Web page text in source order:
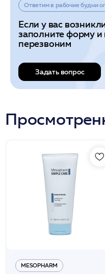
Ответим в рабочие будни
Если у вас
заполните форму
перезвоним
Задать вопрос
MESOPHARM